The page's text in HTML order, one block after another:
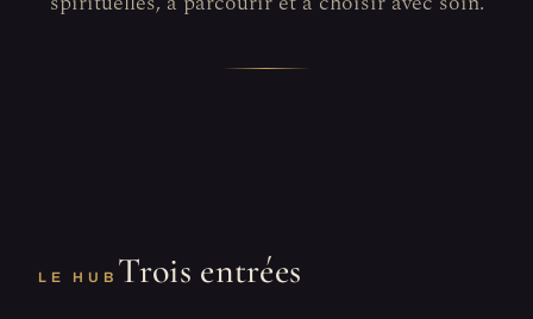
LE HUB Trois entrées